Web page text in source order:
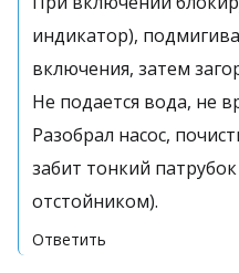
индикатор),
включения, затем
Не подается вода, не
Разобрал насос,
забит тонкий
отстойником).
Ответить